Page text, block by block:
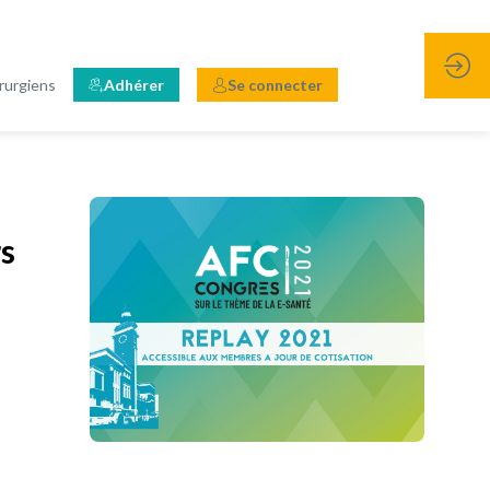
Adhérer Se connecter